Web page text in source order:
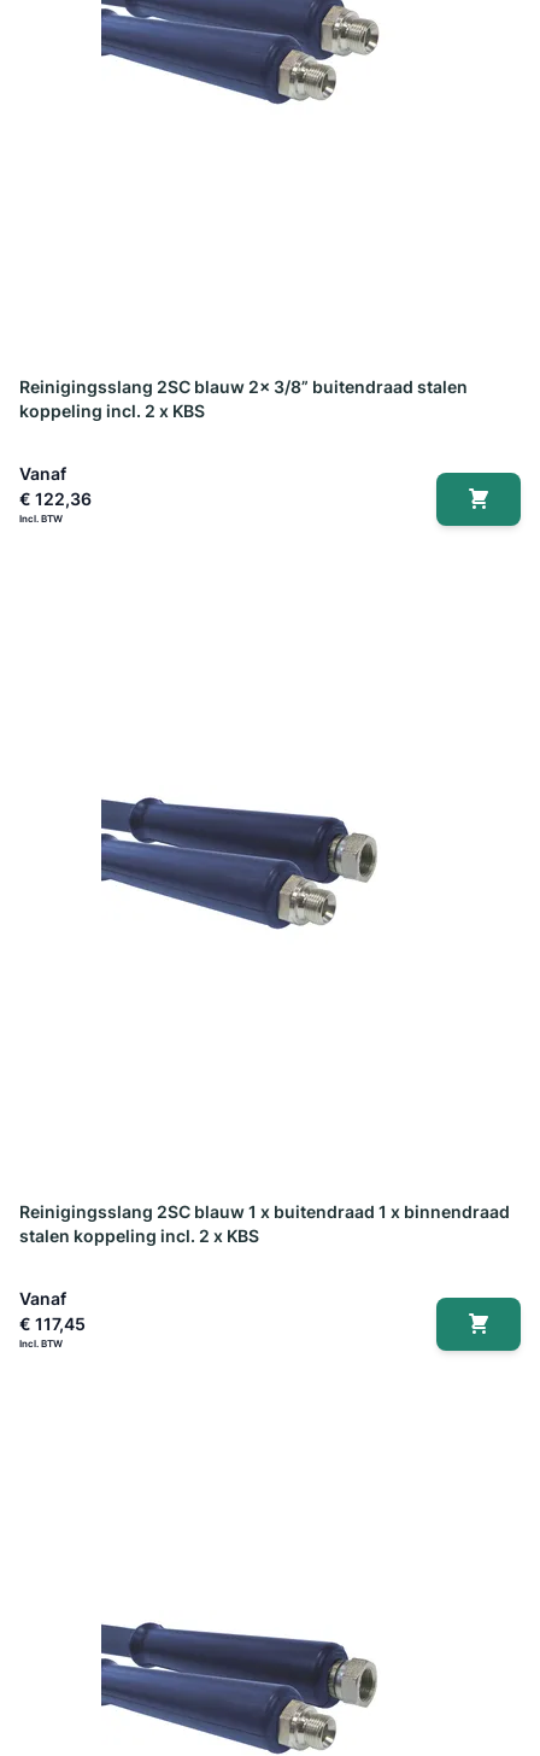
Reinigingsslang 2SC blauw 2x 3/8” buitendraad stalen
koppeling incl. 2 x KBS
Vanaf
€ 122,36
Reinigingsslang 2SC blauw 1 x buitendraad 1 x binnendraad
stalen koppeling incl. 2 x KBS
Vanaf
€ 117,45